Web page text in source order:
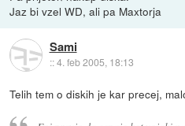
Jaz bi vzel WD, ali pa Maxtorja
Sami
::4. feb 2005, 18:13
Telih tem o diskih je kar precej,